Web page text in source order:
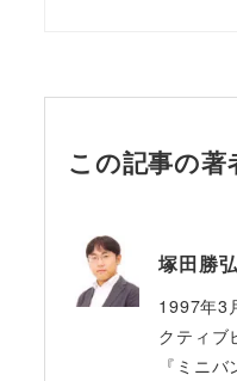
この記事の著
塚田勝弘
1997年3
クティブ
『ミニ